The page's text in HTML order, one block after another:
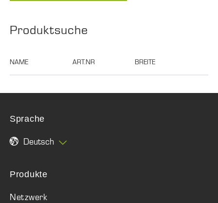
Produktsuche
NAME ART.NR BREITE
Sprache
Deutsch
Produkte
Netzwerk